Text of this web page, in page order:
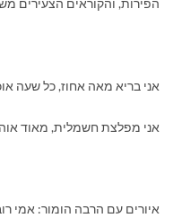
הפירות, והקוראים הצעירים
אני בריא מאה אחוז, כל שעה
אני מפלצת חשמלית, מאוד
איורים עם הרבה הומור: אמי